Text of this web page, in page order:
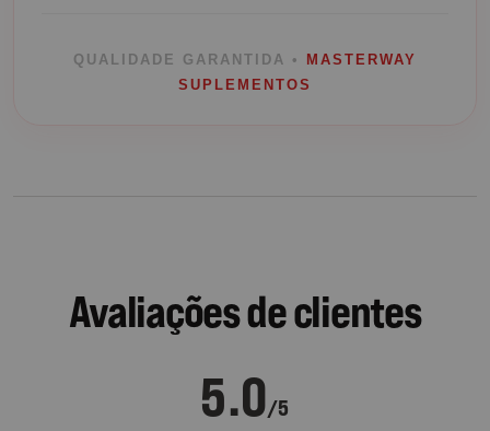
QUALIDADE GARANTIDA •
MASTERWAY
SUPLEMENTOS
Avaliações de clientes
5.0/5